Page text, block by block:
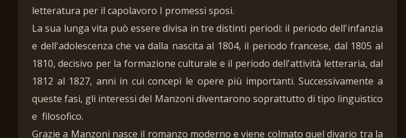
letteratura per il capolavoro I promessi sposi.
La sua lunga vita può essere divisa in tre distinti periodi: il periodo dell'infanzia
e dell'adolescenza che va dalla nascita al 1804, il periodo francese, dal 1805 al
1810, decisivo per la formazione culturale e il periodo dell'attività letteraria, dal
1812 al 1827, anni in cui concepì le opere più importanti. Successivamente a
queste fasi, gli interessi del Manzoni diventarono soprattutto di tipo linguistico
e filosofico.
Grazie a Manzoni nasce il romanzo moderno e viene colmato quel divario tra la